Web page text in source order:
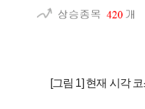
[그림 1] 현재 시각